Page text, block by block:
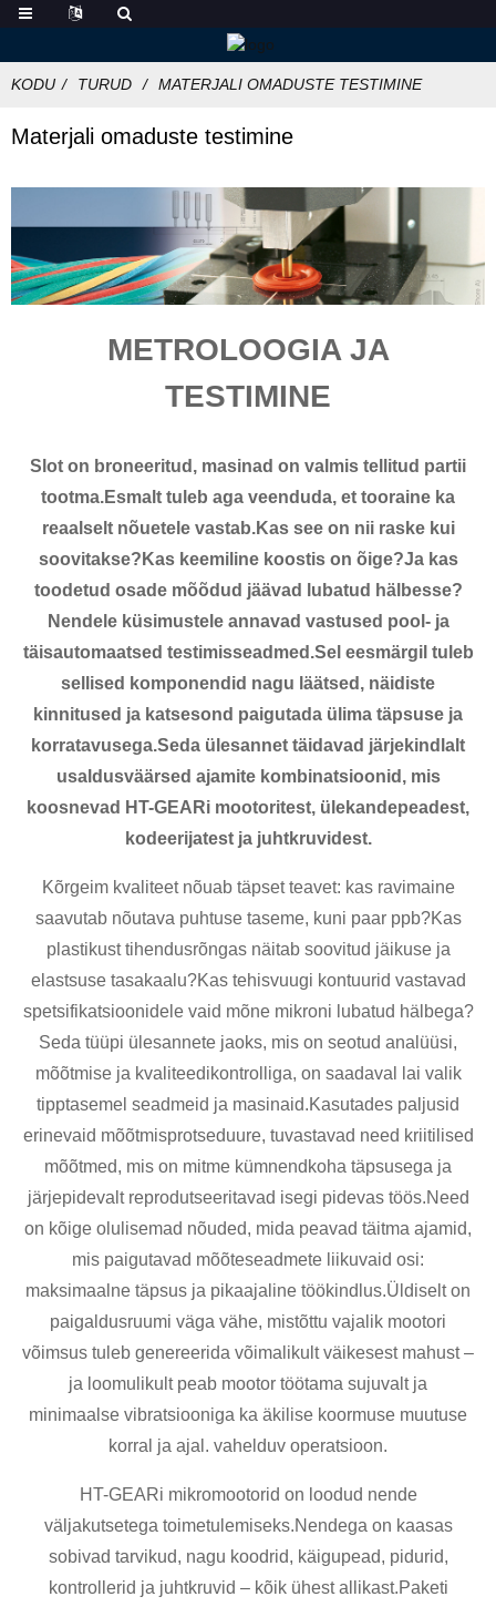
KODU TURUD MATERJALI OMADUSTE TESTIMINE
Materjali omaduste testimine
METROLOOGIA JA
TESTIMINE
Slot on broneeritud, masinad on valmis tellitud partii
tootma.Esmalt tuleb aga veenduda, et tooraine ka
reaalselt nõuetele vastab.Kas see on nii raske kui
soovitakse?Kas keemiline koostis on õige?Ja kas
toodetud osade mõõdud jäävad lubatud hälbesse?
Nendele küsimustele annavad vastused pool- ja
täisautomaatsed testimisseadmed.Sel eesmärgil tuleb
sellised komponendid nagu läätsed, näidiste
kinnitused ja katsesond paigutada ülima täpsuse ja
korratavusega.Seda ülesannet täidavad järjekindlalt
usaldusväärsed ajamite kombinatsioonid, mis
koosnevad HT-GEARi mootoritest, ülekandepeadest,
kodeerijatest ja juhtkruvidest.
Kõrgeim kvaliteet nõuab täpset teavet: kas ravimaine
saavutab nõutava puhtuse taseme, kuni paar ppb?Kas
plastikust tihendusrõngas näitab soovitud jäikuse ja
elastsuse tasakaalu?Kas tehisvuugi kontuurid vastavad
spetsifikatsioonidele vaid mõne mikroni lubatud hälbega?
Seda tüüpi ülesannete jaoks, mis on seotud analüüsi,
mõõtmise ja kvaliteedikontrolliga, on saadaval lai valik
tipptasemel seadmeid ja masinaid.Kasutades paljusid
erinevaid mõõtmisprotseduure, tuvastavad need kriitilised
mõõtmed, mis on mitme kümnendkoha täpsusega ja
järjepidevalt reprodutseeritavad isegi pidevas töös.Need
on kõige olulisemad nõuded, mida peavad täitma ajamid,
mis paigutavad mõõteseadmete liikuvaid osi:
maksimaalne täpsus ja pikaajaline töökindlus.Üldiselt on
paigaldusruumi väga vähe, mistõttu vajalik mootori
võimsus tuleb genereerida võimalikult väikesest mahust –
ja loomulikult peab mootor töötama sujuvalt ja
minimaalse vibratsiooniga ka äkilise koormuse muutuse
korral ja ajal. vahelduv operatsioon.
HT-GEARi mikromootorid on loodud nende
väljakutsetega toimetulemiseks.Nendega on kaasas
sobivad tarvikud, nagu koodrid, käigupead, pidurid,
kontrollerid ja juhtkruvid – kõik ühest allikast.Paketi